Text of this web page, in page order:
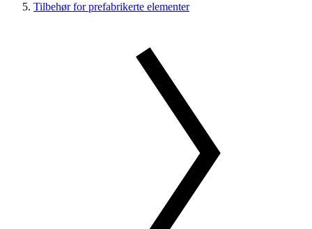
Tilbehør for prefabrikerte elementer